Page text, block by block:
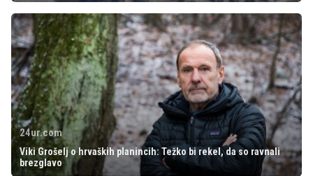
24ur.com
Viki Grošelj o hrvaških planincih: Težko bi rekel, da so ravnali
brezglavo